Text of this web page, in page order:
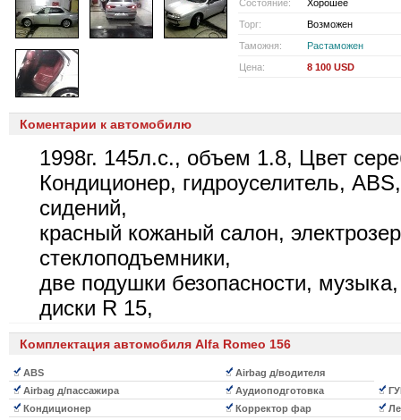
Состояние:
Хорошее
Торг:
Возможен
Таможня:
Растаможен
Цена:
8 100 USD
Коментарии к автомобилю
1998г. 145л.с., объем 1.8, Цвет
Кондиционер, гидроуселитель,
сидений,
красный кожаный салон,
стеклоподъемники,
две подушки безопасности,
диски R 15,
Комплектация автомобиля Alfa Romeo 156
ABS
Airbag д/водителя
Airbag д/пассажира
Аудиоподготовка
Кондиционер
Корректор фар